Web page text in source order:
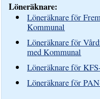
Löneräknare:
Löneräknare för
Kommunal
Löneräknare för
med Kommunal
Löneräknare för
Löneräknare för